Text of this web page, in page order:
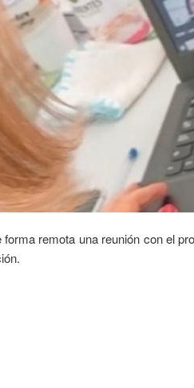
remota una reunión con el